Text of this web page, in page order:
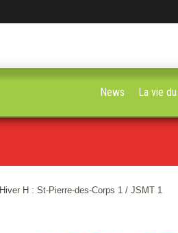
Hiver H : St-Pierre-des-Corps 1 / JSMT 1
News La vie